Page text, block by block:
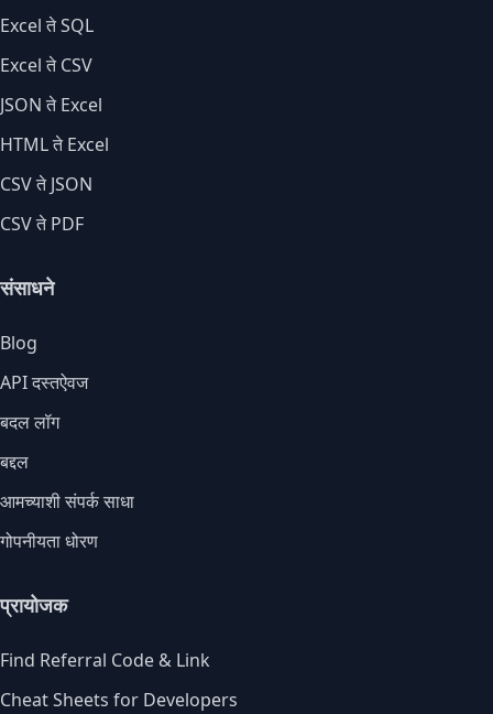
Excel ते SQL
Excel ते CSV
JSON ते Excel
HTML ते Excel
CSV ते JSON
CSV ते PDF
संसाधने
Blog
API दस्तऐवज
बदल लॉग
बद्दल
आमच्याशी संपर्क साधा
गोपनीयता धोरण
प्रायोजक
Find Referral Code & Link
Cheat Sheets for Developers